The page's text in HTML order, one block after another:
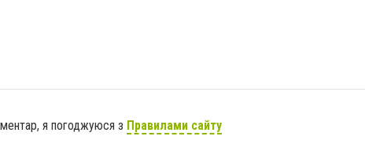
я погоджуюся з Правилами сайту